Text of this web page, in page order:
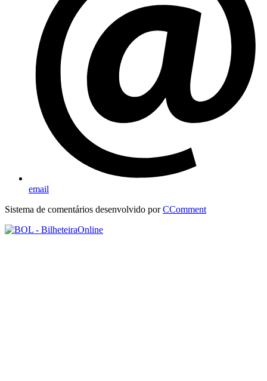
email
Sistema de comentários desenvolvido porCComment